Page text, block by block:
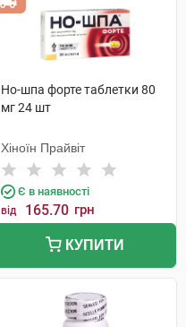
Но-шпа форте таблетки 80
мг 24 шт
Хіноїн Прайвіт
Є в наявності
від 165.70 грн
КУПИТИ